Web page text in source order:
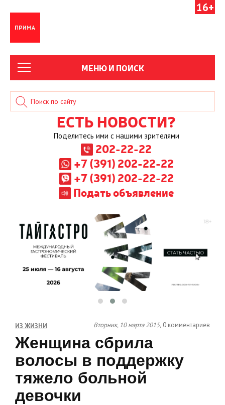
16+
МЕНЮ И ПОИСК
ЕСТЬ НОВОСТИ?
Поделитесь ими с нашими зрителями
202-22-22
+7 (391) 202-22-22
+7 (391) 202-22-22
Подать объявление
ИЗ ЖИЗНИ Вторник, 10 марта 2015, 0 комментариев
Женщина сбрила
волосы в поддержку
тяжело больной
девочки